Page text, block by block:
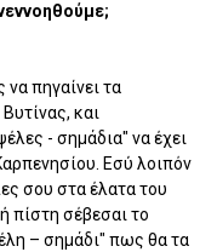
πηγαίνει τα
και
- σημάδια" να έχει
Εσύ λοιπόν
σου στα έλατα του
πίστη σέβεσαι το
– σημάδι" πως θα τα